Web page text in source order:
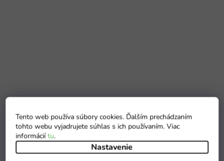
Tento web používa súbory cookies. Ďalším prechádzaním
tohto webu vyjadrujete súhlas s ich používaním. Viac
informáciítu.
Nastavenie